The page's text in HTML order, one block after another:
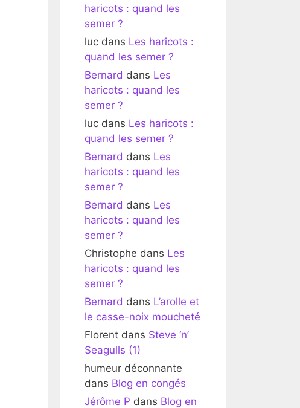
haricots : quand les
semer ?
luc dans Les haricots :
quand les semer ?
Bernard dans Les
haricots : quand les
semer ?
luc dans Les haricots :
quand les semer ?
Bernard dans Les
haricots : quand les
semer ?
Bernard dans Les
haricots : quand les
semer ?
Christophe dans Les
haricots : quand les
semer ?
Bernard dans L’arolle et
le casse-noix moucheté
Florent dans Steve ‘n’
Seagulls (1)
humeur déconnante
dans Blog en congés
Jérôme P dans Blog en